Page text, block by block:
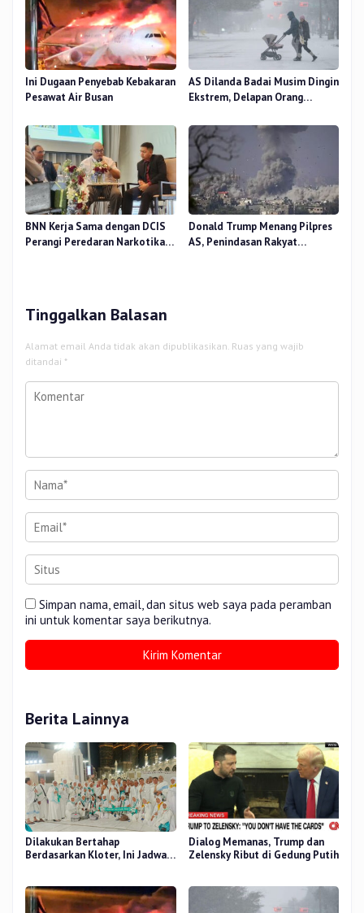
Ini Dugaan Penyebab Kebakaran
Pesawat Air Busan
AS Dilanda Badai Musim Dingin
Ekstrem, Delapan Orang
BNN Kerja Sama dengan DCIS
Perangi Peredaran Narkotika
Donald Trump Menang Pilpres
AS, Penindasan Rakyat
Tinggalkan Balasan
Alamat email Anda tidak akan dipublikasikan. Ruas yang wajib
ditandai *
Simpan nama, email, dan situs web saya pada peramban
ini untuk komentar saya berikutnya.
Berita Lainnya
Dilakukan Bertahap
Berdasarkan Kloter, Ini Jadwal
Dialog Memanas, Trump dan
Zelensky Ribut di Gedung Putih